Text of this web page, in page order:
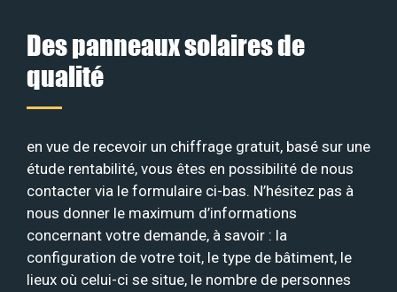
Des panneaux solaires de
qualité
en vue de recevoir un chiffrage gratuit, basé sur une
étude rentabilité, vous êtes en possibilité de nous
contacter via le formulaire ci-bas. N’hésitez pas à
nous donner le maximum d’informations
concernant votre demande, à savoir : la
configuration de votre toit, le type de bâtiment, le
lieux où celui-ci se situe, le nombre de personnes